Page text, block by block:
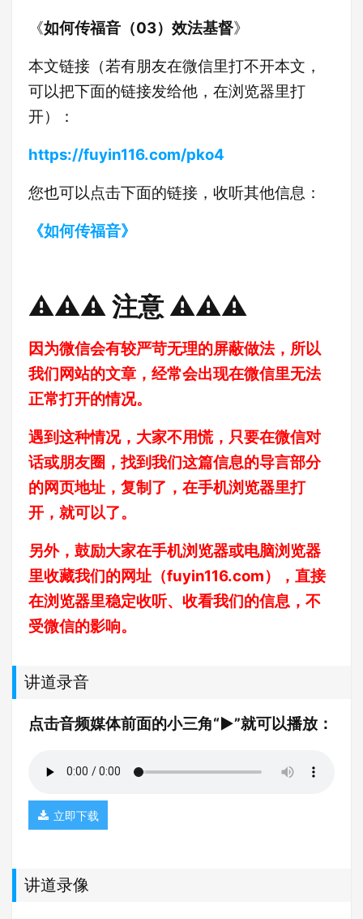
《如何传福音（03）效法基督》
本文链接（若有朋友在微信里打不开本文，
可以把下面的链接发给他，在浏览器里打
开）：
https://fuyin116.com/pko4
您也可以点击下面的链接，收听其他信息：
《如何传福音》
⚠️⚠️⚠️ 注意 ⚠️⚠️⚠️
因为微信会有较严苛无理的屏蔽做法，所以
我们网站的文章，经常会出现在微信里无法
正常打开的情况。
遇到这种情况，大家不用慌，只要在微信对
话或朋友圈，找到我们这篇信息的导言部分
的网页地址，复制了，在手机浏览器里打
开，就可以了。
另外，鼓励大家在手机浏览器或电脑浏览器
里收藏我们的网址（fuyin116.com），直接
在浏览器里稳定收听、收看我们的信息，不
受微信的影响。
讲道录音
点击音频媒体前面的小三角“►”就可以播放：
立即下载
讲道录像